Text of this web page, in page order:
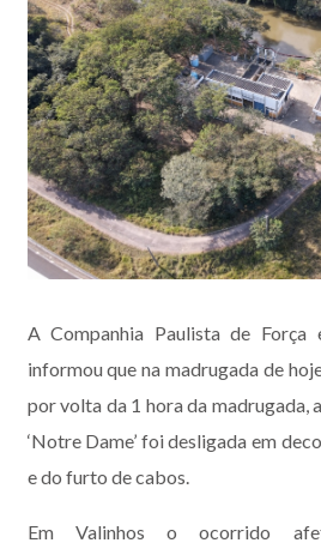
A Companhia Paulista de Força
informou que na madrugada de
por volta da 1 hora da madrugada,
‘Notre Dame’ foi desligada em
e do furto de cabos.
Em Valinhos o ocorrido